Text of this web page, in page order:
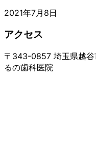
2021年7月8日
アクセス
〒343-0857 埼玉県越
るの歯科医院